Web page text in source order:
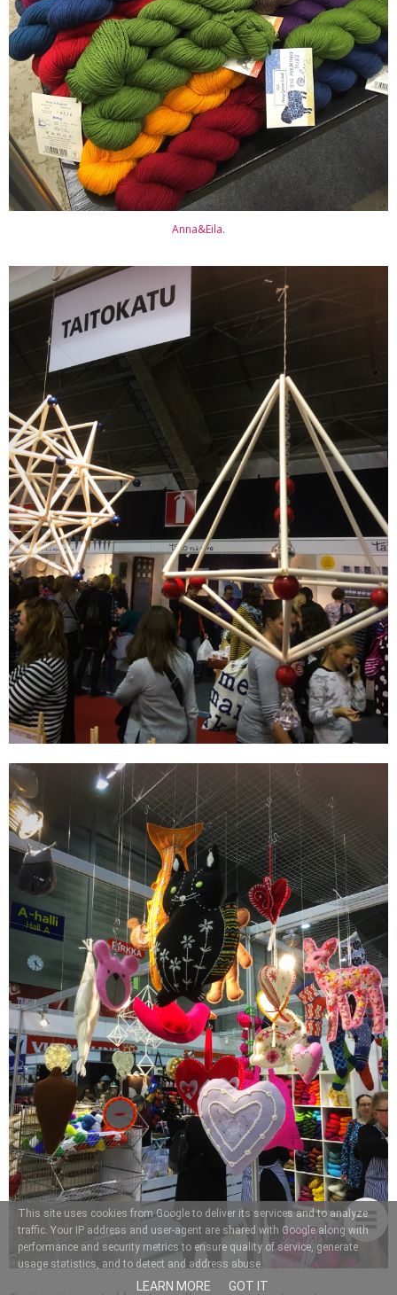
Anna&Eila.
This site uses cookies from Google to deliver its services and to analyze
traffic. Your IP address and user-agent are shared with Google along with
performance and security metrics to ensure quality of service, generate
usage statistics, and to detect and address abuse.
LEARN MORE GOT IT